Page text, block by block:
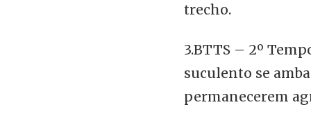
trecho.
3.BTTS – 2º
suculento se
permanecerem